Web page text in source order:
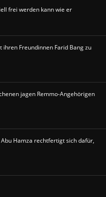
frei werden kann wie er
ihren Freundinnen Farid Bang zu
jagen Remmo-Angehörigen
Abu Hamza rechtfertigt sich dafür,